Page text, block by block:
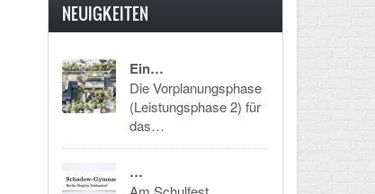
NEUIGKEITEN
Ein…
Die Vorplanungsphase
(Leistungsphase 2) für
das…
…